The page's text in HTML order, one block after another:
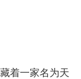
着一家名为天